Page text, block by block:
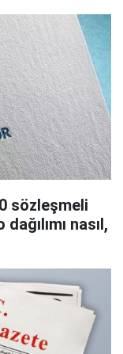
sözleşmeli
nasıl,